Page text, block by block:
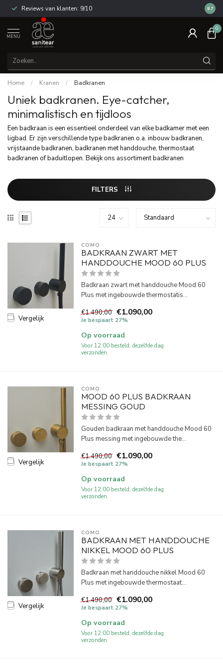
Reviews van klanten: 9/10 14
8.7
MENU
0
Home / Kranen / Badkranen
Uniek badkranen. Eye-catcher,
minimalistisch en tijdloos
Een badkraan is een essentieel onderdeel van elke badkamer met een
ligbad. Er zijn verschillende type badkranen o.a. inbouw badkranen,
vrijstaande badkranen, badkranen met handdouche, thermostaat
badkranen of baduitlopen. Bekijk ons assortiment badkranen
FILTERS
Vergelijk
COMO
BADKRAAN ZWART MET
HANDDOUCHE MOOD 60 PLUS
Badkraan zwart met handdouche Mood 60
Plus met ingebouwde thermostatis...
€1.490,00 €1.090,00
Je bespaart 27%
Op voorraad
Voor 12:00 besteld, dezelfde dag
verzonden.
Vergelijk
COMO
MOOD 60 PLUS BADKRAAN
MESSING GOUD
Gouden badkraan met handdouche Mood 60
Plus messing met ingebouwde the...
€1.490,00 €1.090,00
Je bespaart 27%
Op voorraad
Voor 12:00 besteld, dezelfde dag
verzonden.
Vergelijk
COMO
BADKRAAN MET HANDDOUCHE
NIKKEL MOOD 60 PLUS
Badkraan met handdouche nikkel Mood 60
Plus met ingebouwde thermostaat...
€1.490,00 €1.090,00
Je bespaart 27%
Op voorraad
Voor 12:00 besteld, dezelfde dag
verzonden.